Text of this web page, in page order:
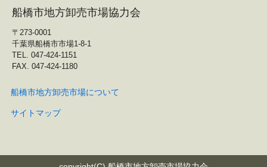
船橋市地方卸売市場協力会
〒273-0001
千葉県船橋市市場1-8-1
TEL. 047-424-1151
FAX. 047-424-1180
船橋市地方卸売市場について
サイトマップ